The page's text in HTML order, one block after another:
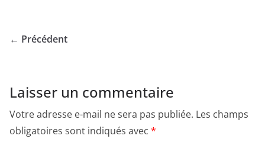
← Précédent
Laisser un commentaire
Votre adresse e-mail ne sera pas publiée. Les champs
obligatoires sont indiqués avec *